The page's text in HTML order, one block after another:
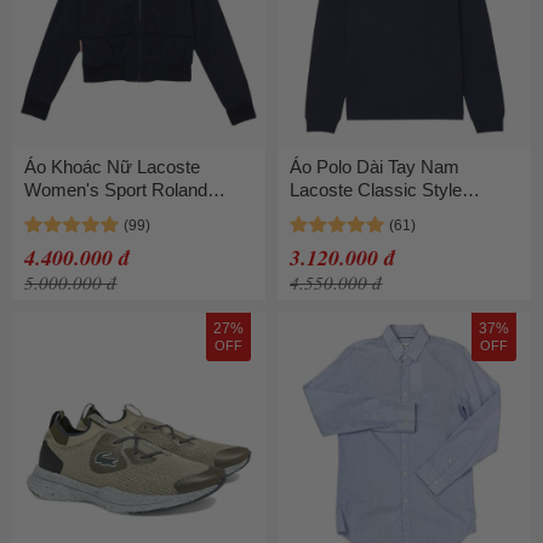
Áo Khoác Nữ Lacoste
Women's Sport Roland
Garros Pleated Back Jacket
BF0791 51 FG7 Màu Xanh
Navy Size 48
4.400.000 đ
5.000.000 đ
Áo Polo Dài Tay Nam
Lacoste Classic Style
Embroidered Badge L.12.12
PH6587 54N 166 Màu Xanh
Navy Size 5
3.120.000 đ
4.550.000 đ
27%
OFF
37%
OFF